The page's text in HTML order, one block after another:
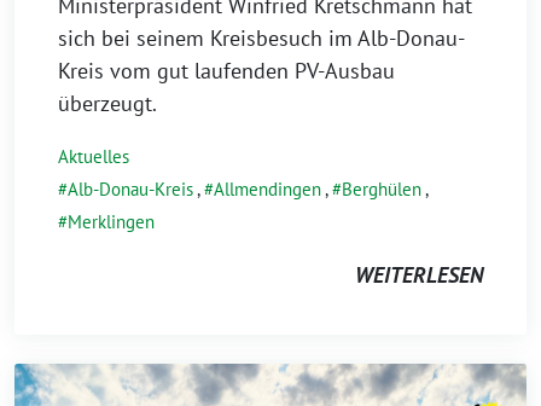
sich bei seinem Kreisbesuch im Alb-Donau-
Kreis vom gut laufenden PV-Ausbau
überzeugt.
Aktuelles
Alb-Donau-Kreis, Allmendingen, Berghülen,
Merklingen
WEITERLESEN